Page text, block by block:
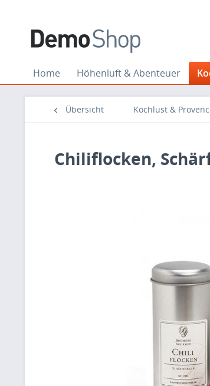
Home Höhenluft & Abenteuer
Übersicht Kochlust &
Chiliflocken,